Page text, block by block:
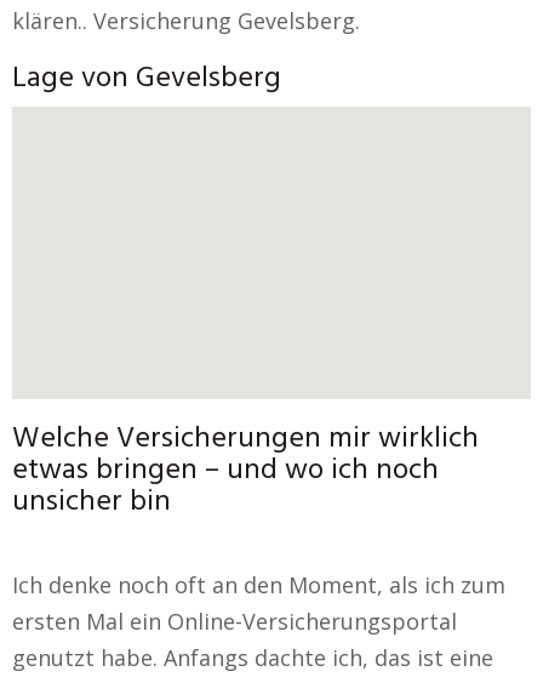
klären.. Versicherung Gevelsberg.
Lage von Gevelsberg
Welche Versicherungen mir wirklich
etwas bringen – und wo ich noch
unsicher bin
Ich denke noch oft an den Moment, als ich zum
ersten Mal ein Online-Versicherungsportal
genutzt habe. Anfangs dachte ich, das ist eine